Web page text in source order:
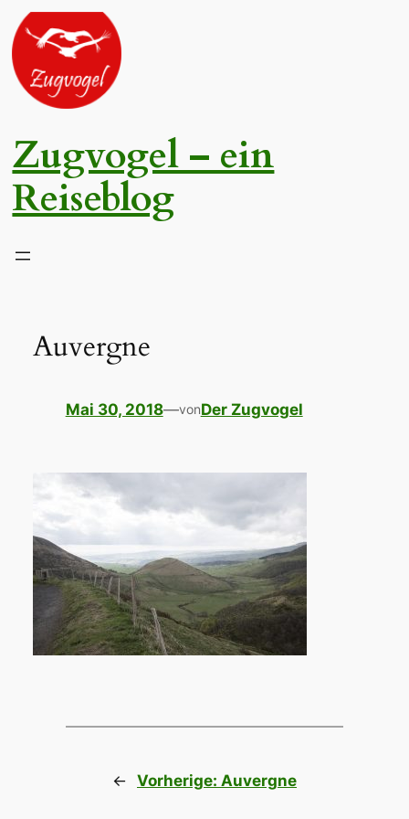
Zum
Inhalt
springen
Zugvogel – ein
Reiseblog
Auvergne
Mai 30, 2018—vonDer Zugvogel
← Vorherige: Auvergne